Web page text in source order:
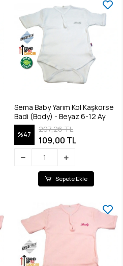
Sema Baby Yarım Kol Kaşkorse
Badi (Body) - Beyaz 6-12 Ay
%47
207,26 TL
109,00 TL
Sepete Ekle